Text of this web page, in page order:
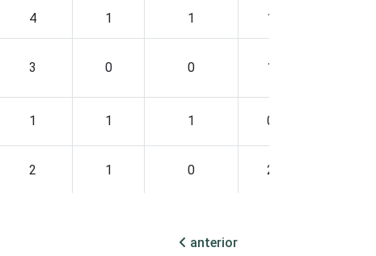
4 1 1 1
3 0 0 1
1 1 1 0
2 1 0 2
anterior